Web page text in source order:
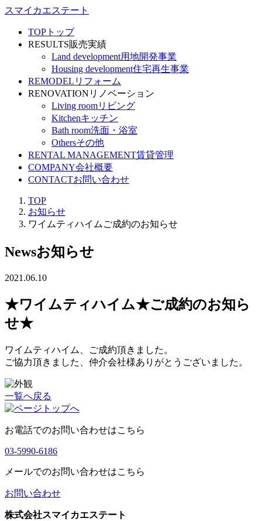
スマイカエステート
TOP トップ
RESULTS販売実績
Land development用地開発事業
Housing development住宅再生事業
REMODEL リフォーム
RENOVATION リノベーション
Living roomリビング
Kitchenキッチン
Bath room洗面・浴室
Othersその他
RENTAL MANAGEMENT賃貸管理
COMPANY会社概要
CONTACTお問い合わせ
TOP
お知らせ
ワイムティハイムご成約のお知らせ
Newsお知らせ
2021.06.10
★ワイムティハイム★ご成約のお知ら
せ★
ワイムティハイム、ご成約頂きました。
ご協力頂きました、仲介会社様ありがとうございました。
一覧へ戻る
お電話でのお問い合わせはこちら
03-5990-6186
メールでのお問い合わせはこちら
お問い合わせ
株式会社スマイカエステート